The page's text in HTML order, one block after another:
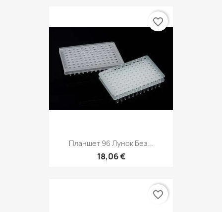
Планшет 96 Лунок Без...
18,06 €
favorite_border
favorite_border